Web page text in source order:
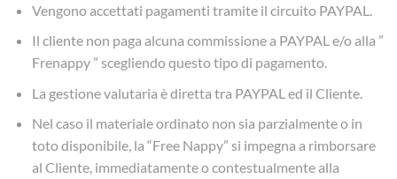
Vengono accettati pagamenti tramite il circuito PAYPAL.
Il cliente non paga alcuna commissione a PAYPAL e/o alla ”
Frenappy ” scegliendo questo tipo di pagamento.
La gestione valutaria è diretta tra PAYPAL ed il Cliente.
Nel caso il materiale ordinato non sia parzialmente o in
toto disponibile, la “Free Nappy” si impegna a rimborsare
al Cliente, immediatamente o contestualmente alla